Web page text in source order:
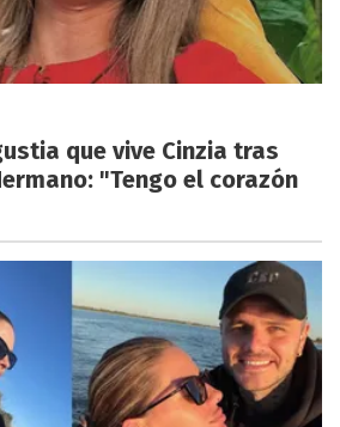
que vive Cinzia tras
"Tengo el corazón